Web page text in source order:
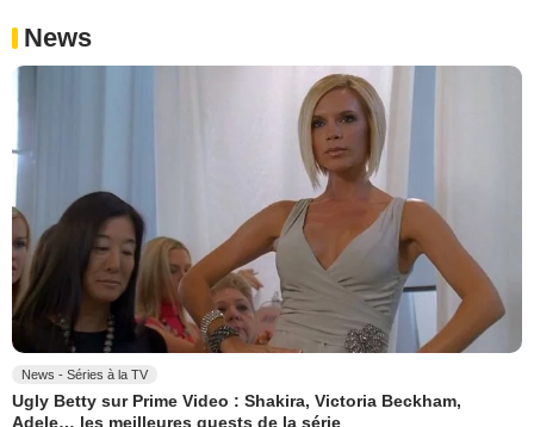
News
News - Séries à la TV
Ugly Betty sur Prime Video : Shakira, Victoria Beckham,
Adele… les meilleures guests de la série